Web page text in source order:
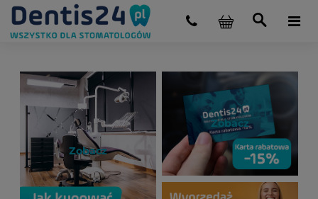
Zobacz
Zobacz